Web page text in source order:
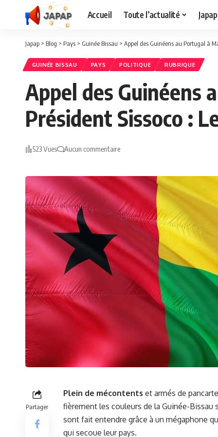
Accueil Toute l’actualité Japap
Japap > Blog > Pays > Guinée Bissau > Appel des Guinéens au Portugal à
GUINÉE BISSAU PAYS POLITIQUE RUBRIQUE
Appel des Guinéens
Président Sissoco :
523 Vues Aucun commentaire
Partager
Plein de mécontents et armés de
fièrement ⁤les couleurs de la Guinée-Bissau
⁤sont​ fait entendre grâce⁤ à un mégaphone
qui secoue leur pays.